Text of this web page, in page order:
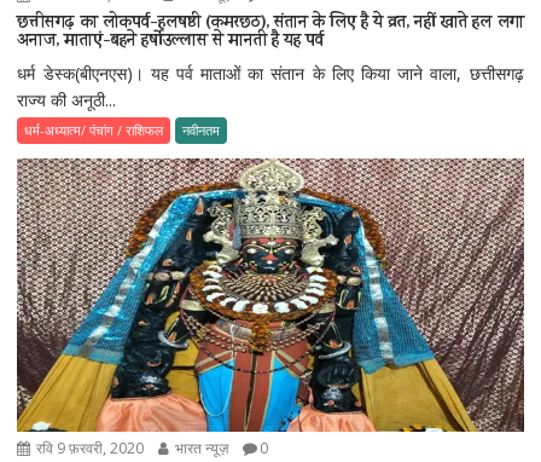
छत्तीसगढ़ का लोकपर्व-हलषष्ठी (कमरछठ), संतान के लिए है ये व्रत, नहीं खाते हल लगा
अनाज, माताएं-बहने हर्षोउल्लास से मानती है यह पर्व
धर्म डेस्क(बीएनएस)। यह पर्व माताओं का संतान के लिए किया जाने वाला, छत्तीसगढ़
राज्य की अनूठी...
धर्म-अध्यात्म/ पंचांग / राशिफल नवीनतम
रवि 9 फ़रवरी, 2020 भारत न्यूज़ 0